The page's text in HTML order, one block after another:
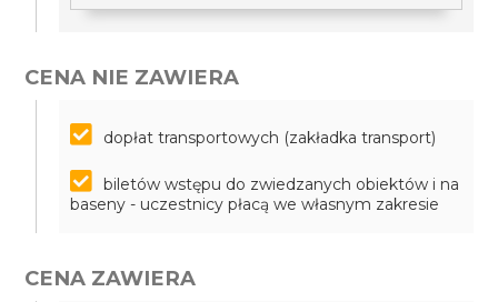
CENA NIE ZAWIERA
dopłat transportowych (zakładka transport)
biletów wstępu do zwiedzanych obiektów i na
baseny - uczestnicy płacą we własnym zakresie
CENA ZAWIERA